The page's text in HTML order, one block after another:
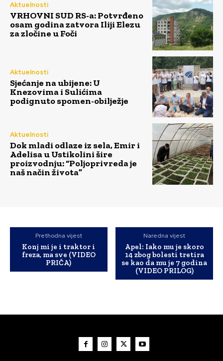
Aktuelnosti
VRHOVNI SUD RS-a: Potvrđeno
osam godina zatvora Iliji Elezu
za zločine u Foči
Aktuelnosti
Sjećanje na ubijene: U
Knezovima i Sulićima
podignuto spomen-obilježje
Aktuelnosti
Dok mladi odlaze iz sela, Emir i
Adelisa u Ustikolini šire
proizvodnju: “Poljoprivreda je
naš način života”
Prethodna vijest
Konj mi je i traktor i
freza, ma sve (VIDEO
PRIČA)
Naredna vijest
Apel: Iako mu je skoro
14 zbog bolesti tretira
se kao da mu je 7 godina
(VIDEO PRILOG)